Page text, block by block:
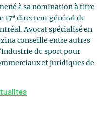
à sa nomination à titre
17e directeur général de
Avocat spécialisé en
conseille entre autres
du sport pour
et juridiques de